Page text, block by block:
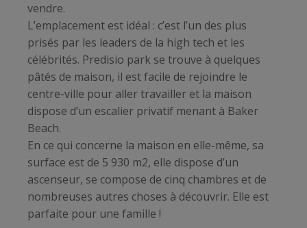
vendre.
L’emplacement est idéal : c’est l’un des plus
prisés par les leaders de la high tech et les
célébrités. Predisio park se trouve à quelques
pâtés de maison, il est facile de rejoindre le
centre-ville pour aller travailler et la maison
dispose d’un escalier privatif menant à Baker
Beach.
En ce qui concerne la maison en elle-même, sa
surface est de 5 930 m2, elle dispose d’un
ascenseur, se compose de cinq chambres et de
nombreuses autres choses à découvrir. Elle est
parfaite pour une famille !